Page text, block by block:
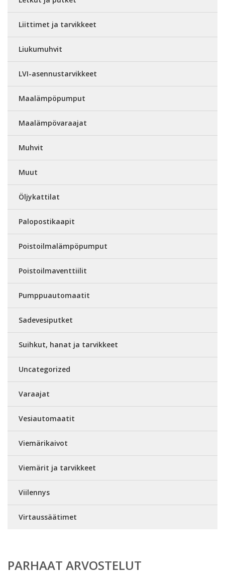
Liittimet ja tarvikkeet
Liukumuhvit
LVI-asennustarvikkeet
Maalämpöpumput
Maalämpövaraajat
Muhvit
Muut
Öljykattilat
Palopostikaapit
Poistoilmalämpöpumput
Poistoilmaventtiilit
Pumppuautomaatit
Sadevesiputket
Suihkut, hanat ja tarvikkeet
Uncategorized
Varaajat
Vesiautomaatit
Viemärikaivot
Viemärit ja tarvikkeet
Viilennys
Virtaussäätimet
PARHAAT ARVOSTELUT